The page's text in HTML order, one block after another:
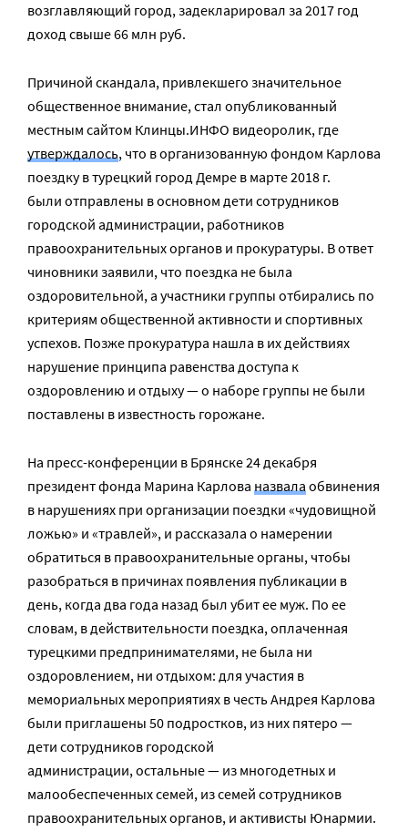
возглавляющий город, задекларировал за 2017 год
доход свыше 66 млн руб.
Причиной скандала, привлекшего значительное
общественное внимание, стал опубликованный
местным сайтом Клинцы.ИНФО видеоролик, где
утверждалось, что в организованную фондом Карлова
поездку в турецкий город Демре в марте 2018 г.
были отправлены в основном дети сотрудников
городской администрации, работников
правоохранительных органов и прокуратуры. В ответ
чиновники заявили, что поездка не была
оздоровительной, а участники группы отбирались по
критериям общественной активности и спортивных
успехов. Позже прокуратура нашла в их действиях
нарушение принципа равенства доступа к
оздоровлению и отдыху — о наборе группы не были
поставлены в известность горожане.
На пресс-конференции в Брянске 24 декабря
президент фонда Марина Карлова назвалаобвинения
в нарушениях при организации поездки «чудовищной
ложью» и «травлей», и рассказала о намерении
обратиться в правоохранительные органы, чтобы
разобраться в причинах появления публикации в
день, когда два года назад был убит ее муж. По ее
словам, в действительности поездка, оплаченная
турецкими предпринимателями, не была ни
оздоровлением, ни отдыхом: для участия в
мемориальных мероприятиях в честь Андрея Карлова
были приглашены 50 подростков, из них пятеро —
дети сотрудников городской
администрации, остальные — из многодетных и
малообеспеченных семей, из семей сотрудников
правоохранительных органов, и активисты Юнармии.